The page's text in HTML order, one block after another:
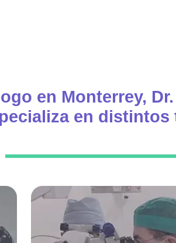
en Monterrey,
en distintos